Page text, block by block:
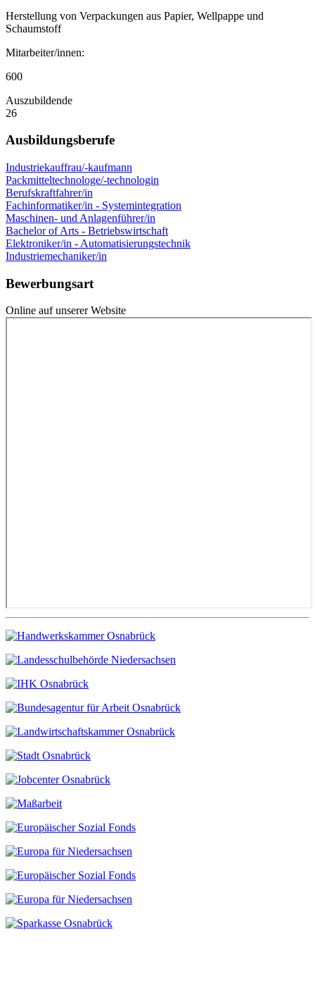
Herstellung von Verpackungen aus Papier, Wellpappe und
Schaumstoff
Mitarbeiter/innen:
600
Auszubildende
26
Ausbildungsberufe
Industriekauffrau/-kaufmann
Packmitteltechnologe/-technologin
Berufskraftfahrer/in
Fachinformatiker/in - Systemintegration
Maschinen- und Anlagenführer/in
Bachelor of Arts - Betriebswirtschaft
Elektroniker/in - Automatisierungstechnik
Industriemechaniker/in
Bewerbungsart
Online auf unserer Website